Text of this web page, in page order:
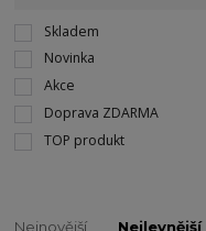
Skladem
Novinka
Akce
Doprava ZDARMA
TOP produkt
Nejnovější Nejlevnější